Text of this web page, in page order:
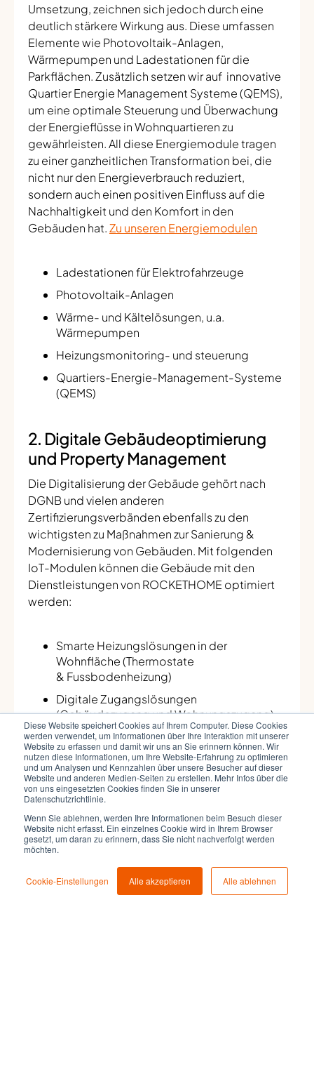
Diese Website speichert Cookies auf Ihrem Computer. Diese Cookies
werden verwendet, um Informationen über Ihre Interaktion mit unserer
Website zu erfassen und damit wir uns an Sie erinnern können. Wir
nutzen diese Informationen, um Ihre Website-Erfahrung zu optimieren
und um Analysen und Kennzahlen über unsere Besucher auf dieser
Website und anderen Medien-Seiten zu erstellen. Mehr Infos über die
von uns eingesetzten Cookies finden Sie in unserer
Datenschutzrichtlinie.
Wenn Sie ablehnen, werden Ihre Informationen beim Besuch dieser
Website nicht erfasst. Ein einzelnes Cookie wird in Ihrem Browser
gesetzt, um daran zu erinnern, dass Sie nicht nachverfolgt werden
möchten.
Cookie-Einstellungen Alle akzeptieren Alle ablehnen
Umsetzung, zeichnen sich jedoch durch eine
deutlich stärkere Wirkung aus. Diese umfassen
Elemente wie Photovoltaik-Anlagen,
Wärmepumpen und Ladestationen für die
Parkflächen. Zusätzlich setzen wir auf innovative
Quartier Energie Management Systeme (QEMS),
um eine optimale Steuerung und Überwachung
der Energieflüsse in Wohnquartieren zu
gewährleisten. All diese Energiemodule tragen
zu einer ganzheitlichen Transformation bei, die
nicht nur den Energieverbrauch reduziert,
sondern auch einen positiven Einfluss auf die
Nachhaltigkeit und den Komfort in den
Gebäuden hat.Zu unseren Energiemodulen
Ladestationen für Elektrofahrzeuge
Photovoltaik-Anlagen
Wärme- und Kältelösungen, u.a.
Wärmepumpen
Heizungsmonitoring- und steuerung
Quartiers-Energie-Management-Systeme
(QEMS)
2. Digitale Gebäudeoptimierung
und Property Management
Die Digitalisierung der Gebäude gehört nach
DGNB und vielen anderen
Zertifizierungsverbänden ebenfalls zu den
wichtigsten zu Maßnahmen zur Sanierung &
Modernisierung von Gebäuden. Mit folgenden
IoT-Modulen können die Gebäude mit den
Dienstleistungen von ROCKETHOME optimiert
werden:
Smarte Heizungslösungen in der
Wohnfläche (Thermostate
& Fussbodenheizung)
Digitale Zugangslösungen
(Gebäudezugang und Wohnungszugang)
Intelligente Beschattung & Lichtsteuerung
(Smart Home)
Balkonkraftwerke, die sich in das
Außenbild der Immobilie passen
Gesundes Raumklima und Sensorik
Nahfeldmobilität (Bike und Car-Sharing)
Diese IoT-Produkte können in die Immobilien
von den Eigentümer:innen eingesetzt oder den